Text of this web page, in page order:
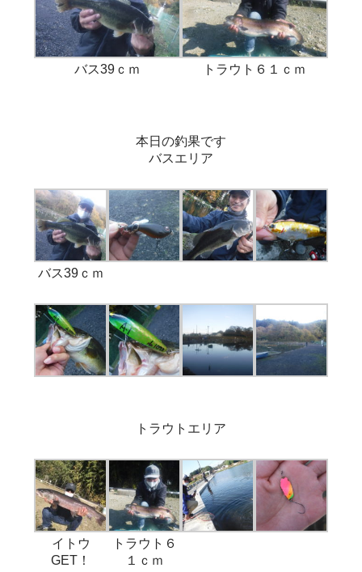
バス39ｃｍ トラウト６１ｃｍ
本日の釣果です
バスエリア
バス39ｃｍ
トラウトエリア
イトウ
GET！
トラウト６
１ｃｍ